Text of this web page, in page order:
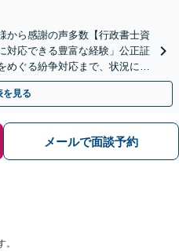
から感謝の声多数【行政書士資
対応できる豊富な経験」公正証
めぐる紛争対応まで、状況に応
相談可】
を見る
メールで面談予約